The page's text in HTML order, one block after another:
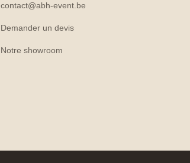
contact@abh-event.be
Demander un devis
Notre showroom